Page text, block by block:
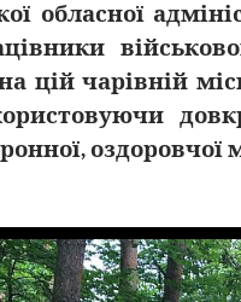
обласної
цій чарівній
оздоровчої